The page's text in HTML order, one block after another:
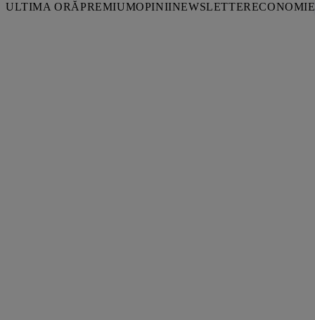
ULTIMA ORĂPREMIUMOPINIINEWSLETTERECONOMIE